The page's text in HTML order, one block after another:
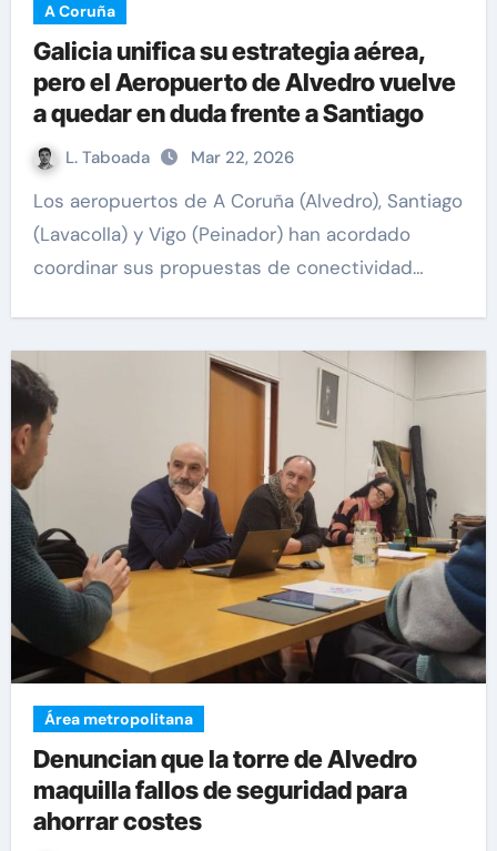
A Coruña
Galicia unifica su estrategia aérea,
pero el Aeropuerto de Alvedro vuelve
a quedar en duda frente a Santiago
L. Taboada Mar 22, 2026
Los aeropuertos de A Coruña (Alvedro), Santiago
(Lavacolla) y Vigo (Peinador) han acordado
coordinar sus propuestas de conectividad…
Área metropolitana
Denuncian que la torre de Alvedro
maquilla fallos de seguridad para
ahorrar costes